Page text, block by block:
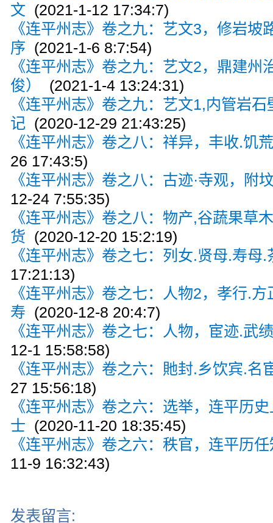
文 (2021-1-12 17:34:7)
《连平州志》卷之九：艺文3，修岩坡
序 (2021-1-6 8:7:54)
《连平州志》卷之九：艺文2，鼎建州
俊）
(2021-1-4 13:24:31)
《连平州志》卷之九：艺文1,内管岩
记 (2020-12-29 21:43:25)
《连平州志》卷之八：祥异，丰收.饥
26 17:43:5)
《连平州志》卷之八：古迹·寺观，附
12-24 7:55:35)
《连平州志》卷之八：物产,谷蔬果草
货 (2020-12-20 15:2:19)
《连平州志》卷之七：列女.贤母.寿母.
17:21:13)
《连平州志》卷之七：人物2，孝行.
寿 (2020-12-8 20:4:7)
《连平州志》卷之七：人物，宦迹.武
12-1 15:58:58)
《连平州志》卷之六：貤封.乡饮宾.名
27 15:56:18)
《连平州志》卷之六：选举，连平历
士 (2020-11-20 18:35:45)
《连平州志》卷之六：秩官，连平历
11-9 16:32:43)
发表留言: